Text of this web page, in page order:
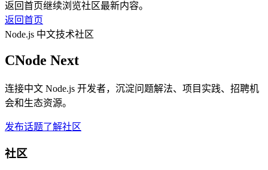
返回首页继续浏览社区最新内容。
返回首页
Node.js 中文技术社区
CNode Next
连接中文 Node.js 开发者，沉淀问题解法、项目实践、招聘机
会和生态资源。
发布话题了解社区
社区